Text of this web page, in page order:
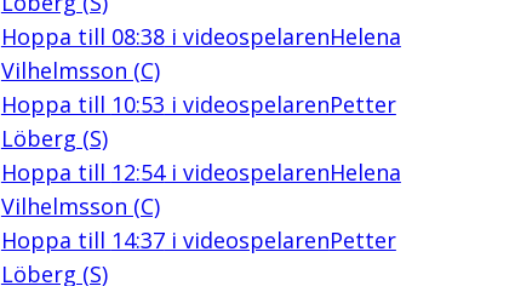
Hoppa till 08:38i videospelarenHelena
Vilhelmsson (C)
Hoppa till 10:53 i videospelarenPetter
Löberg (S)
Hoppa till 12:54i videospelarenHelena
Vilhelmsson (C)
Hoppa till 14:37i videospelarenPetter
Löberg (S)